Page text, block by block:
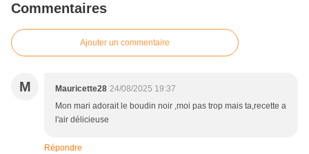
Commentaires
Ajouter un commentaire
M Mauricette28 24/08/2025 19:37
Mon mari adorait le boudin noir ,moi pas trop mais ta,recette a
l'air délicieuse
Répondre